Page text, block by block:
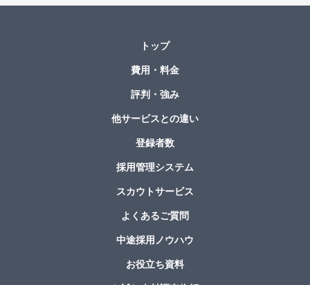
トップ
費用・料金
評判・強み
他サービスとの違い
登録者数
採用管理システム
スカウトサービス
よくあるご質問
中途採用ノウハウ
お役立ち資料